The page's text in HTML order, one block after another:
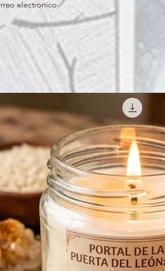
electronico